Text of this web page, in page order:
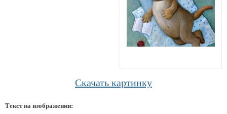
Скачать картинку
Текст на изображении: